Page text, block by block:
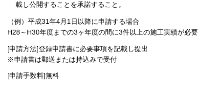
載し公開することを承諾すること。
（例）平成31年4月1日以降に申請する場合
H28～H30年度までの3ヶ年度の間に3件以上の施工実績が必要
[申請方法]登録申請書に必要事項を記載し提出
※申請書は郵送または持込みで受付
[申請手数料]無料